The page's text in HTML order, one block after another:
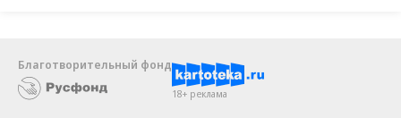
Благотворительный фонд
18+ реклама